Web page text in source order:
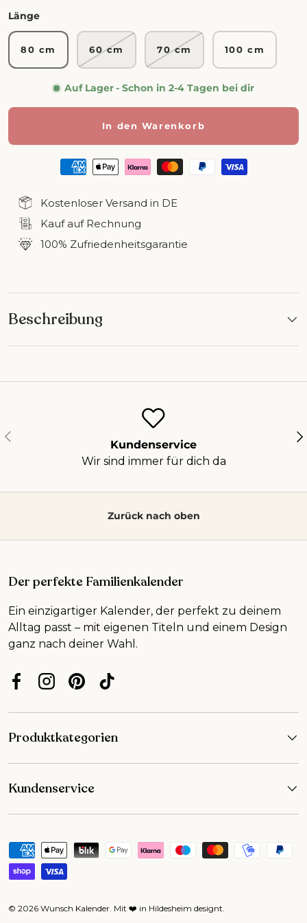
Länge
80 cm 60 cm 70 cm 100 cm
Auf Lager- Schon in 2-4 Tagen bei dir
In den Warenkorb
Kostenloser Versand in DE
Kauf auf Rechnung
100% Zufriedenheitsgarantie
Beschreibung
Vorherige
Kundenservice
Wir sind immer für dich da
Zurück nach oben
Der perfekte Familienkalender
Ein einzigartiger Kalender, der perfekt zu deinem
Alltag passt – mit eigenen Titeln und einem Design
ganz nach deiner Wahl.
FacebookInstagram
PinterestTikTok
Produktkategorien
Kundenservice
Zahlungsmethoden
© 2026 Wunsch Kalender Mit ❤️ in Hildesheim designt